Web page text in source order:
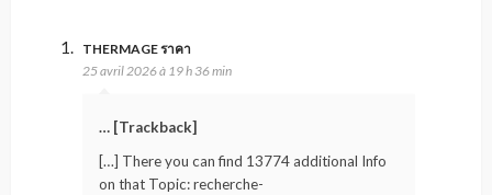
THERMAGE ราคา
25 avril 2026 à 19 h 36 min
… [Trackback]
[…] There you can find 13774 additional Info
on that Topic: recherche-